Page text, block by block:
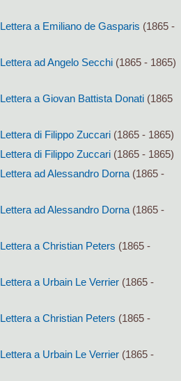
Lettera a Emiliano de Gasparis (1865 -
Lettera ad Angelo Secchi (1865 - 1865)
Lettera a Giovan Battista Donati (1865
Lettera di Filippo Zuccari (1865 - 1865)
Lettera di Filippo Zuccari (1865 - 1865)
Lettera ad Alessandro Dorna (1865 -
Lettera ad Alessandro Dorna (1865 -
Lettera a Christian Peters (1865 -
Lettera a Urbain Le Verrier (1865 -
Lettera a Christian Peters (1865 -
Lettera a Urbain Le Verrier (1865 -